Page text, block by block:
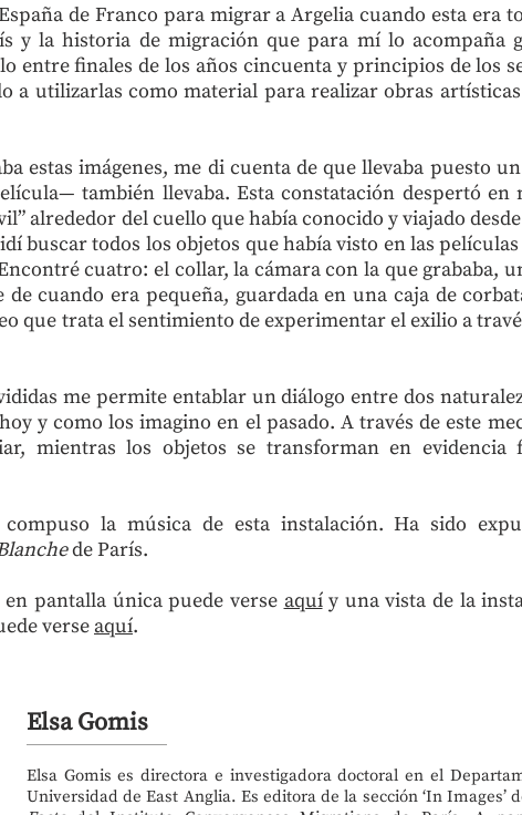
de Franco para migrar a Argelia cuando esta era
y la historia de migración que para mí lo acompaña
entre finales de los años cincuenta y principios de los
a utilizarlas como material para realizar obras
estas imágenes, me di cuenta de que llevaba puesto
también llevaba. Esta constatación despertó
alrededor del cuello que había conocido y viajado
buscar todos los objetos que había visto en las
cuatro: el collar, la cámara con la que grababa,
cuando era pequeña, guardada en una caja de
que trata el sentimiento de experimentar el exilio a
me permite entablar un diálogo entre dos
y como los imagino en el pasado. A través de este
mientras los objetos se transforman en
la música de esta instalación. Ha sido
de París.
pantalla única puede verse aquíy una vista de la
verse aquí.
Elsa Gomis
Elsa Gomis es directora e investigadora doctoral en el
Universidad de East Anglia. Es editora de la sección ‘In Images’